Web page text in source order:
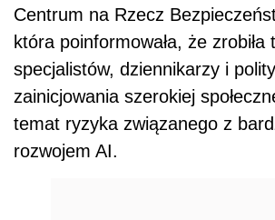
Centrum na Rzecz
która poinformowała, że zrobiła
specjalistów, dziennikarzy i
zainicjowania szerokiej
temat ryzyka związanego z
rozwojem AI.